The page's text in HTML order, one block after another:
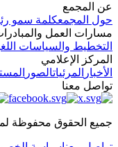
عن المجمع
حول المجمعكلمة سمو
مسارات العمل
التخطيط والسياسات
المركز الإعلامي
الأخبار المرئياتالصور
تواصل معنا
جميع الحقوق محفوظة